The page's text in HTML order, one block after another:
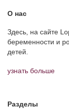
О нас
Здесь, на сайте
беременности и
детей.
узнать больше
Разделы